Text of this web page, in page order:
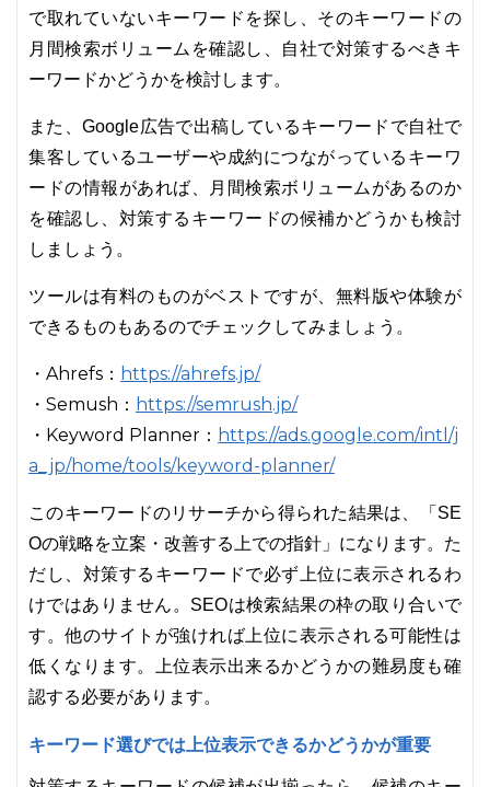
で取れていないキーワードを探し、そのキーワードの
月間検索ボリュームを確認し、自社で対策するべきキ
ーワードかどうかを検討します。
また、Google広告で出稿しているキーワードで自社で
集客しているユーザーや成約につながっているキーワ
ードの情報があれば、月間検索ボリュームがあるのか
を確認し、対策するキーワードの候補かどうかも検討
しましょう。
ツールは有料のものがベストですが、無料版や体験が
できるものもあるのでチェックしてみましょう。
・Ahrefs： https://ahrefs.jp/
・Semush： https://semrush.jp/
・Keyword Planner： https://ads.google.com/intl/j
a_jp/home/tools/keyword-planner/
このキーワードのリサーチから得られた結果は、「SE
Oの戦略を立案・改善する上での指針」になります。た
だし、対策するキーワードで必ず上位に表示されるわ
けではありません。SEOは検索結果の枠の取り合いで
す。他のサイトが強ければ上位に表示される可能性は
低くなります。上位表示出来るかどうかの難易度も確
認する必要があります。
キーワード選びでは上位表示できるかどうかが重要